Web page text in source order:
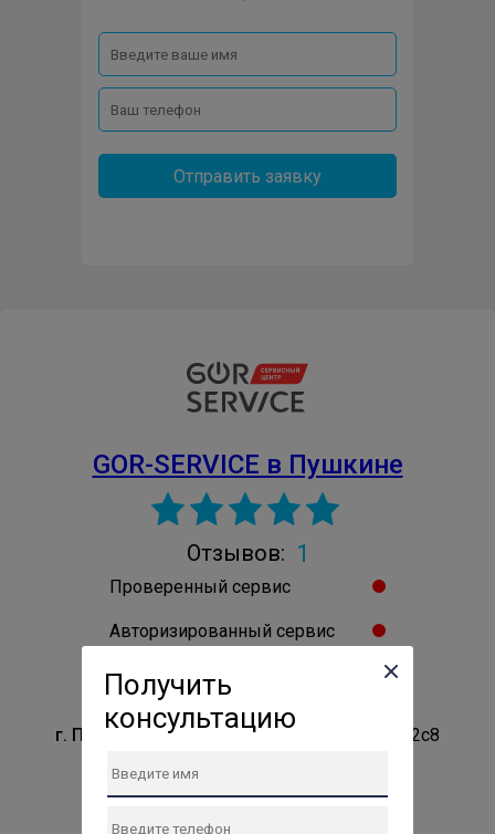
GOR-SERVICE в Пушкине
Отзывов: 1
Проверенный сервис
Авторизированный сервис
Владелец подтверждён
г. Пушкино Пушкино, Кудринское шоссе, 2с8
Телефон сервиса:
Отправить заявку
Получить
консультацию